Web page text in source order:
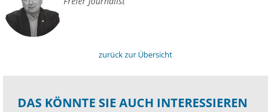
zurück zur Übersicht
DAS KÖNNTE SIE AUCH INTERESSIEREN